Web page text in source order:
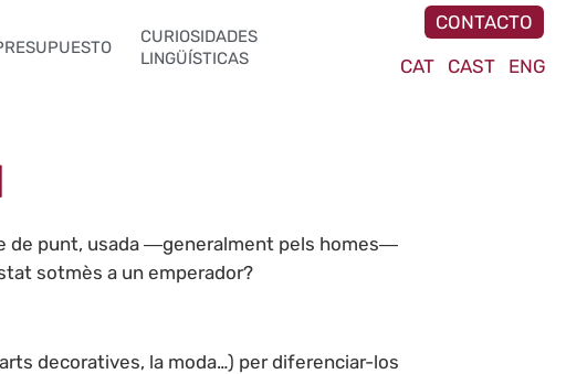
CURIOSIDADES
LINGÜÍSTICAS
CONTACTO
CAT
CAST ENG
de punt, usada ―generalment pels homes―
sotmès a un emperador?
decoratives, la moda…) per diferenciar-los